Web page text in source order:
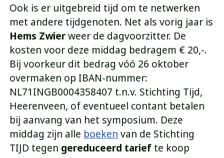
Ook is er uitgebreid tijd om te netwerken
met andere tijdgenoten. Net als vorig jaar is
Hems Zwierweer de dagvoorzitter. De
kosten voor deze middag bedragem € 20,-.
Bij voorkeur dit bedrag vóó 26 oktober
overmaken op IBAN-nummer:
NL71INGB0004358407 t.n.v. Stichting Tijd,
Heerenveen, of eventueel contant betalen
bij aanvang van het symposium. Deze
middag zijn alle boeken van de Stichting
TIJD tegen gereduceerd tarief te koop